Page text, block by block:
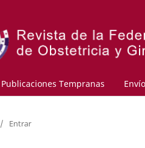
Publicaciones Tempranas
/ Entrar